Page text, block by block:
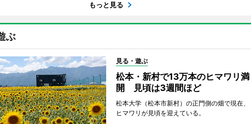
もっと見る
ぶ
見る・遊ぶ
松本・新村で13万本のヒマワリ満
開 見頃は3週間ほど
松本大学（松本市新村）の正門側の畑で現在、
ヒマワリが見頃を迎えている。